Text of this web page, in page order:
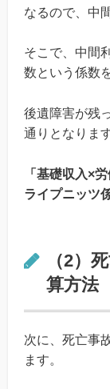
なるので、中
そこで、中間
数という係数
後遺障害が残
通りとなります
「基礎収入×
ライプニッツ
（2）
算方法
次に、死亡事
ます。